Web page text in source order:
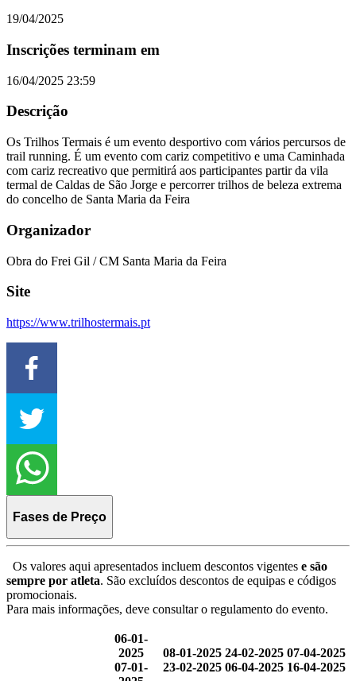
19/04/2025
Inscrições terminam em
16/04/2025 23:59
Descrição
Os Trilhos Termais é um evento desportivo com vários percursos de
trail running. É um evento com cariz competitivo e uma Caminhada
com cariz recreativo que permitirá aos participantes partir da vila
termal de Caldas de São Jorge e percorrer trilhos de beleza extrema
do concelho de Santa Maria da Feira
Organizador
Obra do Frei Gil / CM Santa Maria da Feira
Site
https://www.trilhostermais.pt
Fases de Preço
Os valores aqui apresentados incluem descontos vigentes e são
sempre por atleta. São excluídos descontos de equipas e códigos
promocionais.
Para mais informações, deve consultar o regulamento do evento.
06-01-
2025
07-01-
08-01-2025
23-02-2025
24-02-2025
06-04-2025
07-04-2025
16-04-2025